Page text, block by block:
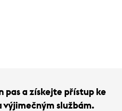
pas a získejte přístup ke
výjimečným službám.